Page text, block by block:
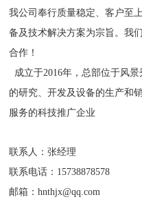
我公司奉行质量稳定、客户至
备及技术解决方案为宗旨。我
合作！
成立于2016年，总部位于风
的研究、开发及设备的生产和
服务的科技推广企业
联系人：张经理
联系电话：15738878578
邮箱：hnthjx@qq.com